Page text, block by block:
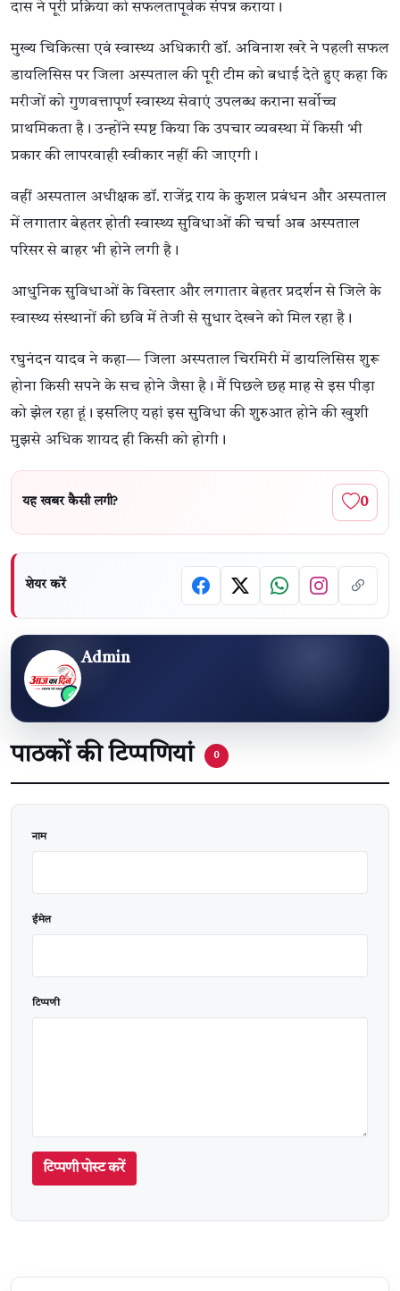
दास ने पूरी प्रक्रिया को सफलतापूर्वक संपन्न कराया।
मुख्य चिकित्सा एवं स्वास्थ्य अधिकारी डॉ. अविनाश खरे ने पहली सफल
डायलिसिस पर जिला अस्पताल की पूरी टीम को बधाई देते हुए कहा कि
मरीजों को गुणवत्तापूर्ण स्वास्थ्य सेवाएं उपलब्ध कराना सर्वोच्च
प्राथमिकता है। उन्होंने स्पष्ट किया कि उपचार व्यवस्था में किसी भी
प्रकार की लापरवाही स्वीकार नहीं की जाएगी।
वहीं अस्पताल अधीक्षक डॉ. राजेंद्र राय के कुशल प्रबंधन और अस्पताल
में लगातार बेहतर होती स्वास्थ्य सुविधाओं की चर्चा अब अस्पताल
परिसर से बाहर भी होने लगी है।
आधुनिक सुविधाओं के विस्तार और लगातार बेहतर प्रदर्शन से जिले के
स्वास्थ्य संस्थानों की छवि में तेजी से सुधार देखने को मिल रहा है।
रघुनंदन यादव ने कहा— जिला अस्पताल चिरमिरी में डायलिसिस शुरू
होना किसी सपने के सच होने जैसा है। मैं पिछले छह माह से इस पीड़ा
को झेल रहा हूं। इसलिए यहां इस सुविधा की शुरुआत होने की खुशी
मुझसे अधिक शायद ही किसी को होगी।
यह खबर कैसी लगी? 0
शेयर करें
Admin
पाठकों की टिप्पणियां 0
नाम
ईमेल
टिप्पणी
टिप्पणी पोस्ट करें